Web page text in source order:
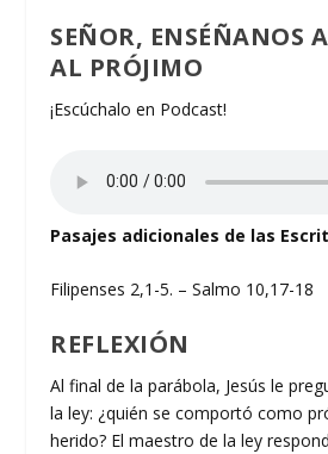
SEÑOR, ENSÉÑANOS
AL PRÓJIMO
¡Escúchalo en Podcast!
Pasajes adicionales de las
Filipenses 2,1-5. – Salmo 10,17-18
REFLEXIÓN
Al final de la parábola, Jesús le
la ley: ¿quién se comportó como
herido? El maestro de la ley